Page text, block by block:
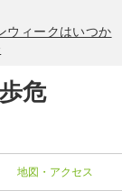
ウィークはいつか
危
地図・アクセス